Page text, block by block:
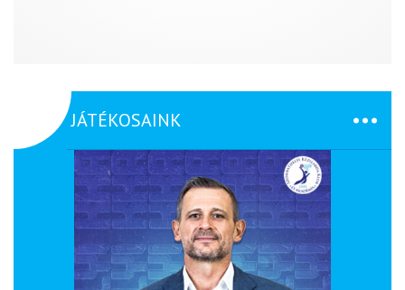
JÁTÉKOSAINK